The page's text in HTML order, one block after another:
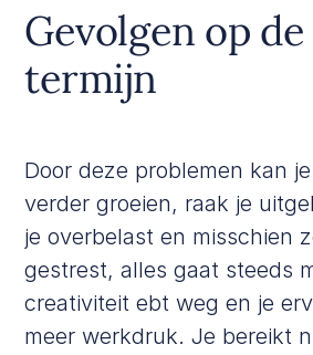
Gevolgen op
termijn
Door deze problemen kan
verder groeien, raak je
je overbelast en misschien
gestrest, alles gaat steeds
creativiteit ebt weg en je
meer werkdruk. Je bereikt